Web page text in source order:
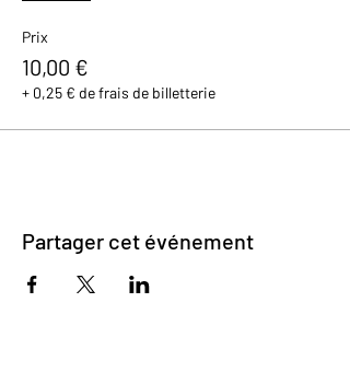
Prix
10,00 €
+ 0,25 € de frais de billetterie
Partager cet événement